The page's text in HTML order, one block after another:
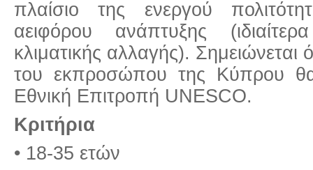
πλαίσιο της ενεργού
αειφόρου ανάπτυξης
κλιματικής αλλαγής). Σημειώνεται
του εκπροσώπου της Κύπρου
Εθνική Επιτροπή UNESCO.
Κριτήρια
• 18-35 ετών